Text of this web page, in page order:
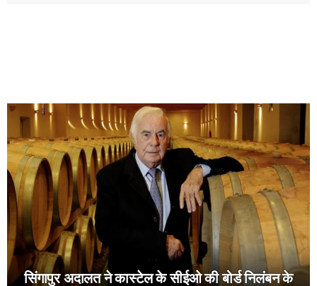
सिंगापुर अदालत ने कास्टेल के सीईओ की बोर्ड निलंबन के